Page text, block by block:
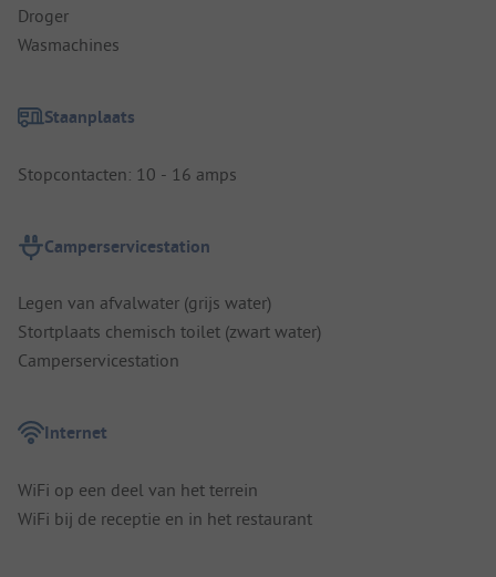
Droger
Wasmachines
Staanplaats
Stopcontacten: 10 - 16 amps
Camperservicestation
Legen van afvalwater (grijs water)
Stortplaats chemisch toilet (zwart water)
Camperservicestation
Internet
WiFi op een deel van het terrein
WiFi bij de receptie en in het restaurant